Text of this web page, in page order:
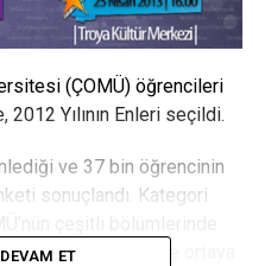
(ÇOMÜ) öğrencileri
Yılının Enleri seçildi.
ve 37 bin öğrencinin
sonuçlandı. Kategori
görüşmelerde ortaya
ET